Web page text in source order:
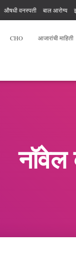
औषधी वनस्पती बाल आरोग्य
CHO
आजारांची माहिती
नॉवेल